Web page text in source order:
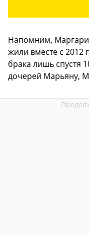
Напомним,
жили вместе с 2012
брака лишь спустя
дочерей Марьяну,